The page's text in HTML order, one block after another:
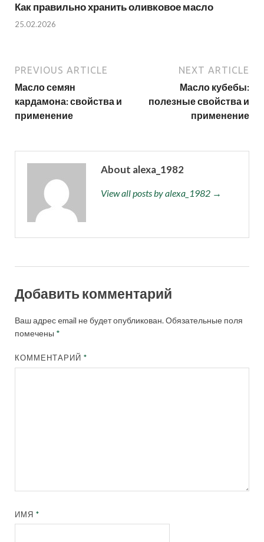
Как правильно хранить оливковое масло
25.02.2026
PREVIOUS ARTICLE
Масло семян
кардамона: свойства и
применение
NEXT ARTICLE
Масло кубебы:
полезные свойства и
применение
About alexa_1982
View all posts by alexa_1982 →
Добавить комментарий
Ваш адрес email не будет опубликован.Обязательные поля
помечены *
КОММЕНТАРИЙ*
ИМЯ*